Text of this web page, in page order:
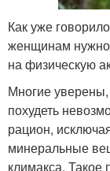
Как уже
женщинам нужно
на физическую
Многие
похудеть
рацион,
минеральные
климакса. Такое